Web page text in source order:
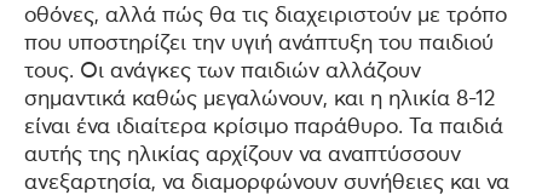
οθόνες, αλλά πώς θα τις διαχειριστούν με τρόπο
που υποστηρίζει την υγιή ανάπτυξη του παιδιού
τους. Οι ανάγκες των παιδιών αλλάζουν
σημαντικά καθώς μεγαλώνουν, και η ηλικία 8-12
είναι ένα ιδιαίτερα κρίσιμο παράθυρο. Τα παιδιά
αυτής της ηλικίας αρχίζουν να αναπτύσσουν
ανεξαρτησία, να διαμορφώνουν συνήθειες και να